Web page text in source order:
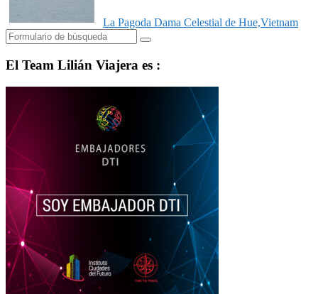
La Pagoda Dama Celestial de Hue,Vietnam
Buscar
El Team Lilián Viajera es :